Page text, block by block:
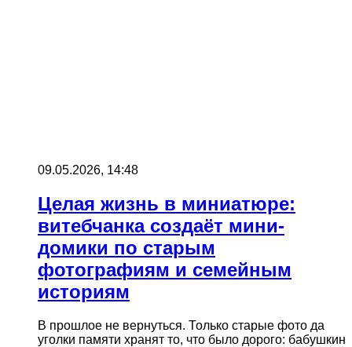
09.05.2026, 14:48
Целая жизнь в миниатюре:
витебчанка создаёт мини-
домики по старым
фотографиям и семейным
историям
В прошлое не вернуться. Только старые фото да
уголки памяти хранят то, что было дорого: бабушкин